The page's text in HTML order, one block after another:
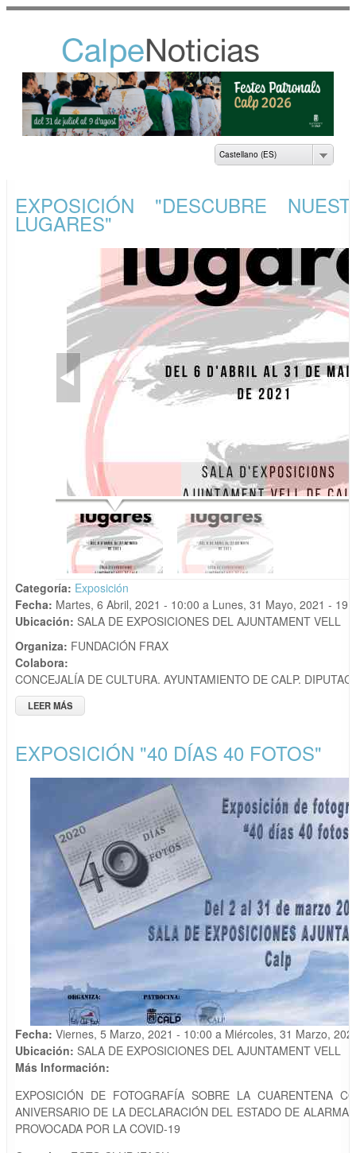
principal
NOTICIAS DEL
AYUNTAMIENTO DE
Castellano (ES)
EXPOSICIÓN "DESCUBRE
LUGARES"
Categoría: Exposición
Fecha: Martes, 6 Abril, 2021 - 10:00 a Lunes, 31 Mayo, 2021 -
Ubicación: SALA DE EXPOSICIONES DEL AJUNTAMENT VELL
Organiza: FUNDACIÓN FRAX
Colabora:
CONCEJALÍA DE CULTURA. AYUNTAMIENTO DE CALP.
LEER MÁS
LUGARES"
EXPOSICIÓN "40 DÍAS 40 FOTOS"
Fecha: Viernes, 5 Marzo, 2021 - 10:00 a Miércoles, 31 Marzo,
Ubicación: SALA DE EXPOSICIONES DEL AJUNTAMENT VELL
Más Información:
EXPOSICIÓN DE FOTOGRAFÍA SOBRE LA CUARENTENA
ANIVERSARIO DE LA DECLARACIÓN DEL ESTADO DE ALARMA
PROVOCADA POR LA COVID-19